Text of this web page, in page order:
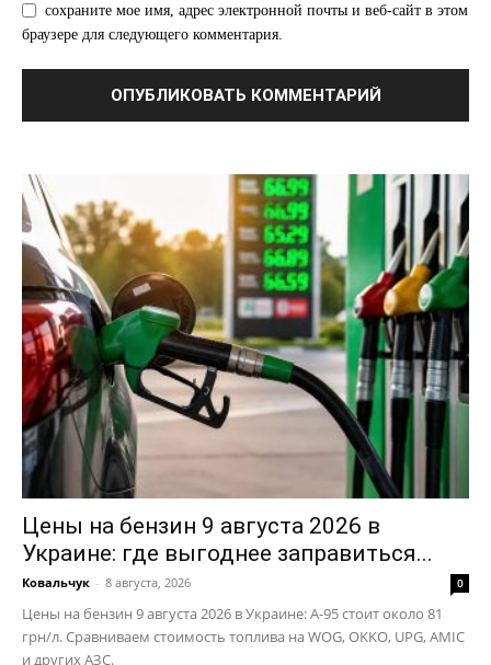
сохраните мое имя, адрес электронной почты и веб-сайт в этом
браузере для следующего комментария.
Цены на бензин 9 августа 2026 в
Украине: где выгоднее заправиться...
Ковальчук - 8 августа, 2026 0
Цены на бензин 9 августа 2026 в Украине: А-95 стоит около 81
грн/л. Сравниваем стоимость топлива на WOG, OKKO, UPG, AMIC
и других АЗС.